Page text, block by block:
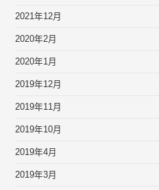
2021年12月
2020年2月
2020年1月
2019年12月
2019年11月
2019年10月
2019年4月
2019年3月